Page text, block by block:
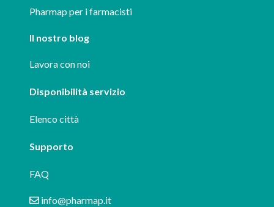
Pharmap per i farmacisti
Il nostro blog
Lavora con noi
Disponibilità servizio
Elenco città
Supporto
FAQ
info@pharmap.it